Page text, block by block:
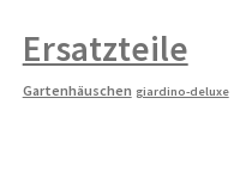
Ersatzteile
Gartenhäuschen giardino-deluxe